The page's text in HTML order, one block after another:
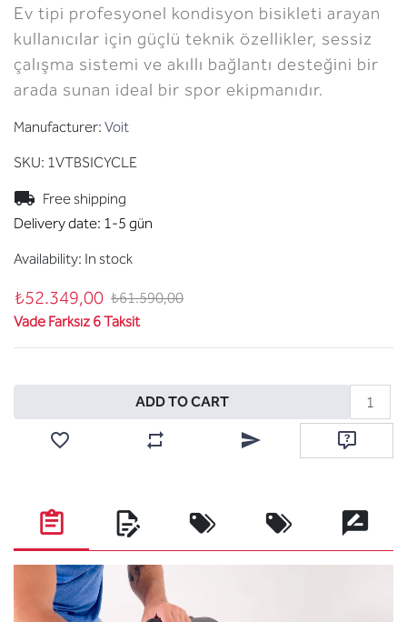
Ev tipi profesyonel kondisyon bisikleti arayan
kullanıcılar için güçlü teknik özellikler, sessiz
çalışma sistemi ve akıllı bağlantı desteğini bir
arada sunan ideal bir spor ekipmanıdır.
Manufacturer: Voit
SKU: 1VTBSICYCLE
Free shipping
Delivery date: 1-5 gün
Availability: In stock
₺52.349,00 ₺61.590,00
Vade Farksız 6 Taksit
ADD TO CART
Add to wishlist Add to compare listEmail a friend Ask